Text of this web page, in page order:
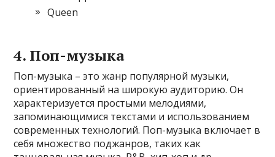
Queen
4. Поп-музыка
Поп-музыка – это жанр популярной музыки,
ориентированный на широкую аудиторию. Он
характеризуется простыми мелодиями,
запоминающимися текстами и использованием
современных технологий. Поп-музыка включает в
себя множество поджанров, таких как